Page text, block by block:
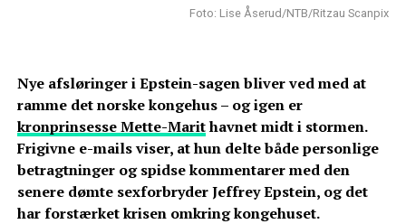
Foto: Lise Åserud/NTB/Ritzau Scanpix
Nye afsløringer i Epstein-sagen bliver ved med at
ramme det norske kongehus – og igen er
kronprinsesse Mette-Marithavnet midt i stormen.
Frigivne e-mails viser, at hun delte både personlige
betragtninger og spidse kommentarer med den
senere dømte sexforbryder Jeffrey Epstein, og det
har forstærket krisen omkring kongehuset.